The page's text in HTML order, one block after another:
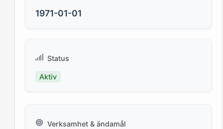
1971-01-01
Status
Aktiv
Verksamhet & ändamål